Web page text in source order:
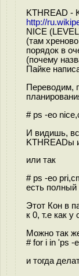
KTHREAD -
http://
NICE
(там
порядок в
(почему
Пайке
Переводим,
# ps -eo
И видишь,
KTHREADы
или так
# ps -eo
есть полный
Этот Кон в
к 0, т.е как
Можно так
# for i in 'ps -
и тогда